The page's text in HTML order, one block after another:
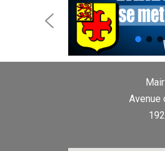
Avenue